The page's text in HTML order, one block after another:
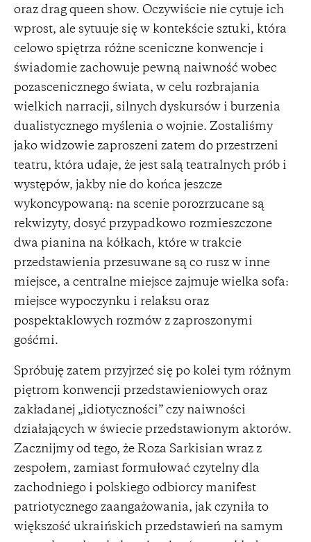
oraz drag queen show. Oczywiście nie cytuje ich
wprost, ale sytuuje się w kontekście sztuki, która
celowo spiętrza różne sceniczne konwencje i
świadomie zachowuje pewną naiwność wobec
pozascenicznego świata, w celu rozbrajania
wielkich narracji, silnych dyskursów i burzenia
dualistycznego myślenia o wojnie. Zostaliśmy
jako widzowie zaproszeni zatem do przestrzeni
teatru, która udaje, że jest salą teatralnych prób i
występów, jakby nie do końca jeszcze
wykoncypowaną: na scenie porozrzucane są
rekwizyty, dosyć przypadkowo rozmieszczone
dwa pianina na kółkach, które w trakcie
przedstawienia przesuwane są co rusz w inne
miejsce, a centralne miejsce zajmuje wielka sofa:
miejsce wypoczynku i relaksu oraz
pospektaklowych rozmów z zaproszonymi
gośćmi.
Spróbuję zatem przyjrzeć się po kolei tym różnym
piętrom konwencji przedstawieniowych oraz
zakładanej „idiotyczności” czy naiwności
działających w świecie przedstawionym aktorów.
Zacznijmy od tego, że Roza Sarkisian wraz z
zespołem, zamiast formułować czytelny dla
zachodniego i polskiego odbiorcy manifest
patriotycznego zaangażowania, jak czyniła to
większość ukraińskich przedstawień na samym